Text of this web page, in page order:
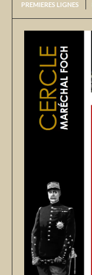
PREMIERES LIGNES